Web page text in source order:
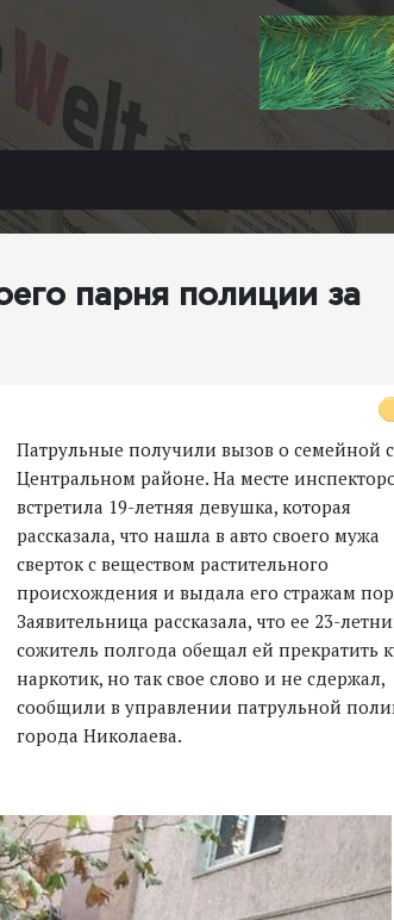
парня полиции за
Патрульные получили вызов о семейной
Центральном районе. На месте
встретила 19-летняя девушка, которая
рассказала, что нашла в авто своего мужа
сверток с веществом растительного
происхождения и выдала его стражам
Заявительница рассказала, что ее 23-
сожитель полгода обещал ей прекратить
наркотик, но так свое слово и не сдержал,
сообщили в управлении патрульной
города Николаева.